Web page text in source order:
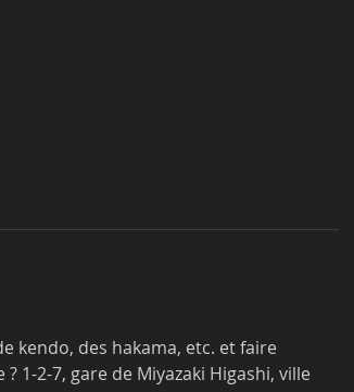
kendo, des hakama, etc. et faire
1-2-7, gare de Miyazaki Higashi, ville